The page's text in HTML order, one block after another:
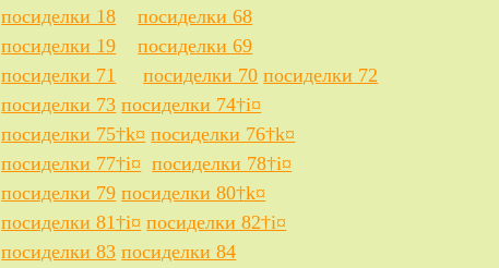
посиделки 18
посиделки 68
посиделки 19
посиделки 69
посиделки 71
посиделки 70 посиделки 72
посиделки 73 посиделки 74†i¤
посиделки 75†k¤ посиделки 76†k¤
посиделки 77†i¤ посиделки 78†i¤
посиделки 79 посиделки 80†k¤
посиделки 81†i¤ посиделки 82†i¤
посиделки 83 посиделки 84